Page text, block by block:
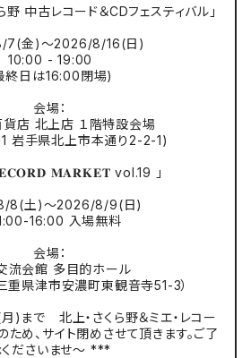
中古レコード＆CDフェスティバル」
7(金)〜2026/8/16(日)
10:00 - 19:00
終日は16:00閉場)
会場：
貨店 北上店 １階特設会場
岩手県北上市本通り2-2-1)
𝐌𝐀𝐑𝐊𝐄𝐓 vol.19 」
8(土)〜2026/8/9(日)
16:00 入場無料
会場：
流会館 多目的ホール
重県津市安濃町東観音寺51-3）
で 北上・さくら野＆ミエ・レコー
ため、サイト閉めさせて頂きます。ご了
ださいませ〜 ***